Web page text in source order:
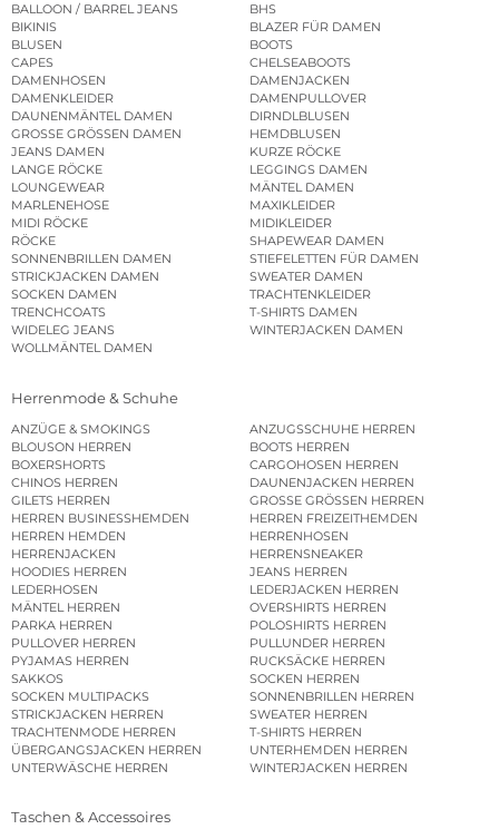
BALLOON / BARREL JEANS
BHS
BIKINIS
BLAZER FÜR DAMEN
BLUSEN
BOOTS
CAPES
CHELSEABOOTS
DAMENHOSEN
DAMENJACKEN
DAMENKLEIDER
DAMENPULLOVER
DAUNENMÄNTEL DAMEN
DIRNDLBLUSEN
GROSSE GRÖSSEN DAMEN
HEMDBLUSEN
JEANS DAMEN
KURZE RÖCKE
LANGE RÖCKE
LEGGINGS DAMEN
LOUNGEWEAR
MÄNTEL DAMEN
MARLENEHOSE
MAXIKLEIDER
MIDI RÖCKE
MIDIKLEIDER
RÖCKE
SHAPEWEAR DAMEN
SONNENBRILLEN DAMEN
STIEFELETTEN FÜR DAMEN
STRICKJACKEN DAMEN
SWEATER DAMEN
SOCKEN DAMEN
TRACHTENKLEIDER
TRENCHCOATS
T-SHIRTS DAMEN
WIDELEG JEANS
WINTERJACKEN DAMEN
WOLLMÄNTEL DAMEN
Herrenmode & Schuhe
ANZÜGE & SMOKINGS
ANZUGSSCHUHE HERREN
BLOUSON HERREN
BOOTS HERREN
BOXERSHORTS
CARGOHOSEN HERREN
CHINOS HERREN
DAUNENJACKEN HERREN
GILETS HERREN
GROSSE GRÖSSEN HERREN
HERREN BUSINESSHEMDEN
HERREN FREIZEITHEMDEN
HERREN HEMDEN
HERRENHOSEN
HERRENJACKEN
HERRENSNEAKER
HOODIES HERREN
JEANS HERREN
LEDERHOSEN
LEDERJACKEN HERREN
MÄNTEL HERREN
OVERSHIRTS HERREN
PARKA HERREN
POLOSHIRTS HERREN
PULLOVER HERREN
PULLUNDER HERREN
PYJAMAS HERREN
RUCKSÄCKE HERREN
SAKKOS
SOCKEN HERREN
SOCKEN MULTIPACKS
SONNENBRILLEN HERREN
STRICKJACKEN HERREN
SWEATER HERREN
TRACHTENMODE HERREN
T-SHIRTS HERREN
ÜBERGANGSJACKEN HERREN
UNTERHEMDEN HERREN
UNTERWÄSCHE HERREN
WINTERJACKEN HERREN
Taschen & Accessoires